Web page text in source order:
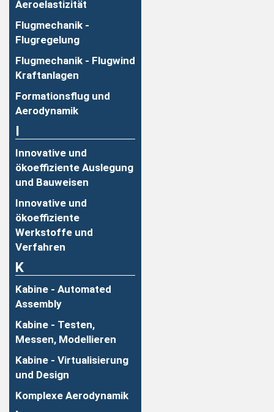
Aeroelastizität
Flugmechanik -
Flugregelung
Flugmechanik - Flugwind
Kraftanlagen
Formationsflug und
Aerodynamik
I
Innovative und
ökoeffiziente Auslegung
und Bauweisen
Innovative und
ökoeffiziente
Werkstoffe und
Verfahren
K
Kabine - Automated
Assembly
Kabine - Testen,
Messen, Modellieren
Kabine - Virtualisierung
und Design
Komplexe Aerodynamik